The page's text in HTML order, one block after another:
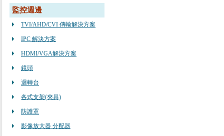
監控週邊
TVI/AHD/CVI 傳輸解決方案
IPC 解決方案
HDMI/VGA解決方案
鏡頭
迴轉台
各式支架(夾具)
防護罩
影像放大器 分配器